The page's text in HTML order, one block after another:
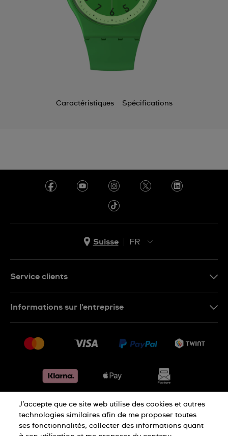
Caractéristiques Spécifications
Suisse
FR
IT
Service clients
Retours
Conditions de vente
Informations sur l'entreprise
Jobs
Déclaration de confidentialité
J’accepte que ce site web utilise des cookies et autres
technologies similaires afin de me proposer toutes
ses fonctionnalités, collecter des informations quant